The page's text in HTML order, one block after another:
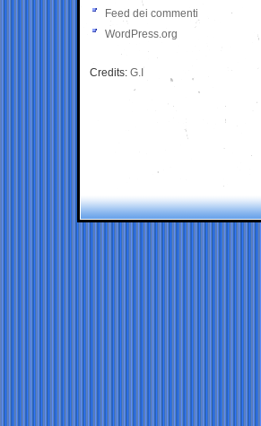
Feed dei commenti
WordPress.org
Credits: G.I